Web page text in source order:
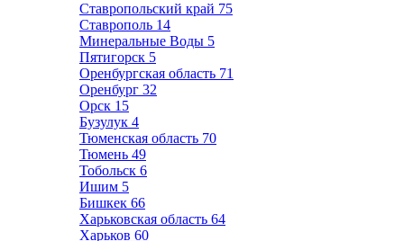
Ставропольский край 75
Ставрополь 14
Минеральные Воды 5
Пятигорск 5
Оренбургская область 71
Оренбург 32
Орск 15
Бузулук 4
Тюменская область 70
Тюмень 49
Тобольск 6
Ишим 5
Бишкек 66
Харьковская область 64
Харьков 60